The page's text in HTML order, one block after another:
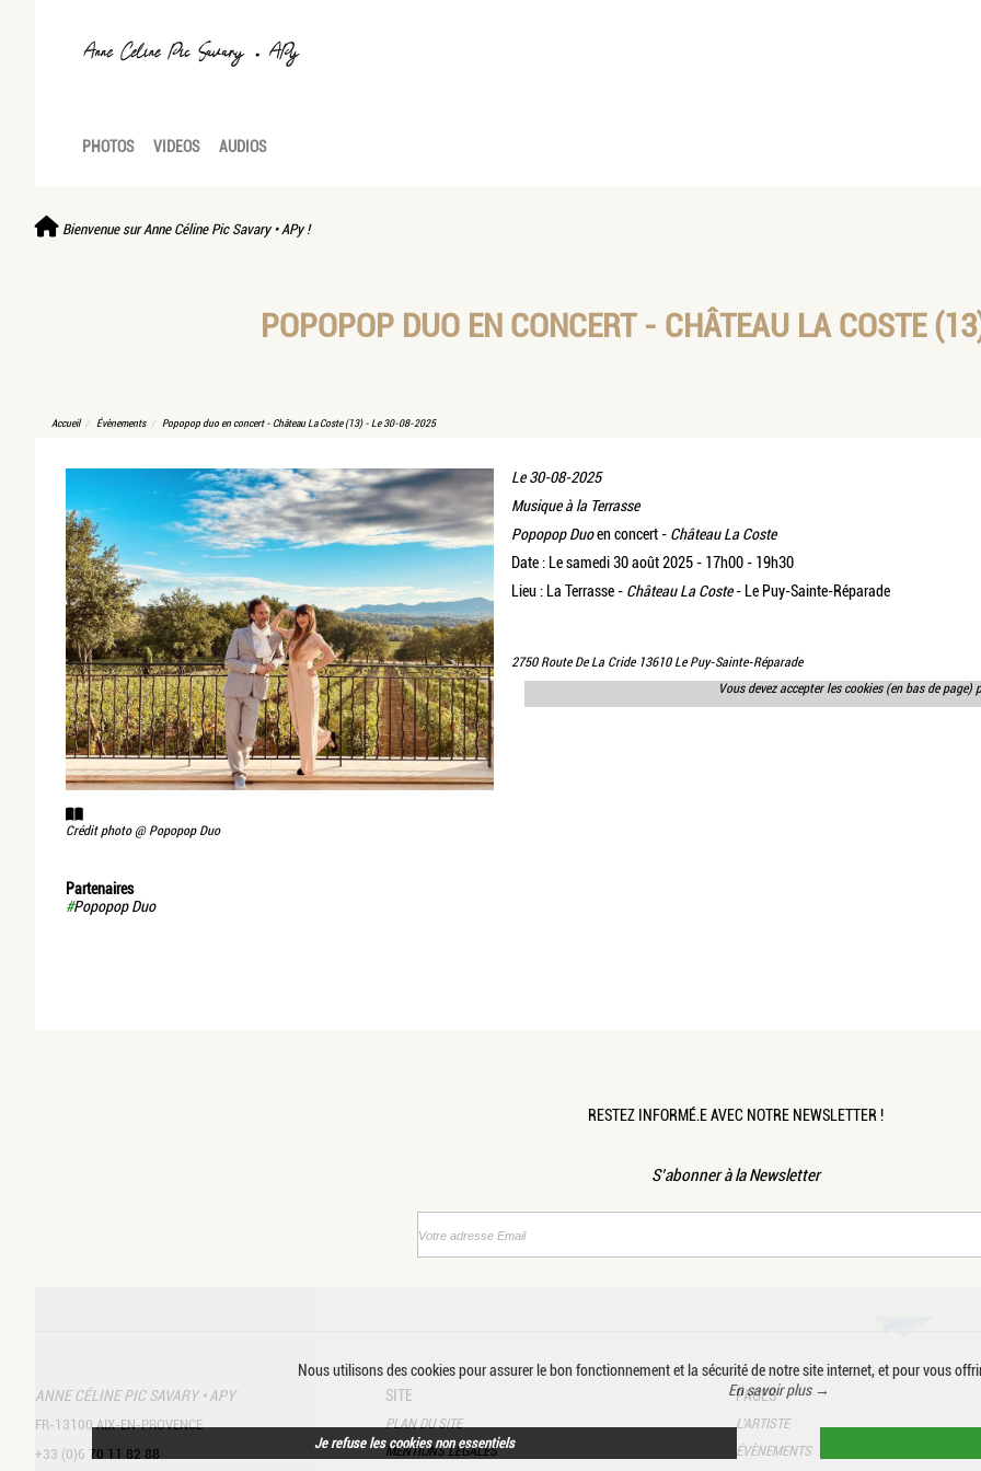
Nous utilisons des cookies pour assurer le bon fonctionnement et la sécurité de notre site internet, et pour vous
En savoir plus →
Je refuse les cookies non essentiels
AUDIOS
VIDEOS
PHOTOS
Bienvenue sur Anne Céline Pic Savary • APy !
POPOPOP DUO EN CONCERT - CHÂTEAU LA COSTE
Accueil Évènements Popopop duo en concert - Château La Coste (13) - Le 30-08-2025
Crédit photo @ Popopop Duo
Le30-08-2025
Musique à la Terrasse
Popopop Duoen concert - Château La Coste
Date : Le samedi 30 août 2025 - 17h00 - 19h30
Lieu : La Terrasse - Château La Coste- Le Puy-Sainte-Réparade
2750 Route De La Cride 13610 Le Puy-Sainte-Réparade
Vous devez accepter les cookies (en bas de
Partenaires
#Popopop Duo
RESTEZ INFORMÉ.E AVEC NOTRE NEWSLETTER !
S’abonner à la Newsletter
ANNE CÉLINE PIC SAVARY • APY
FR-13100 AIX-EN-PROVENCE
+33 (0)6 70 11 82 88
SITE
PLAN DU SITE
MENTIONS LÉGALES
PAGES
L’ARTISTE
ÉVÈNEMENTS